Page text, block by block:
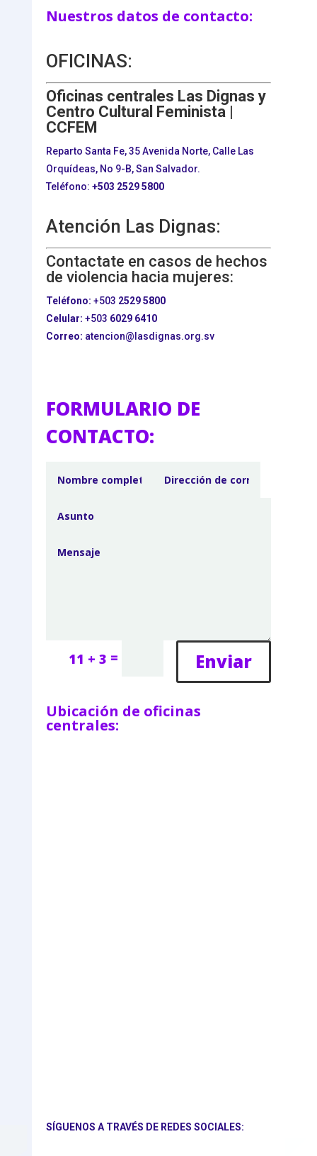
Nuestros datos de contacto:
OFICINAS:
Oficinas centrales Las Dignas y
Centro Cultural Feminista |
CCFEM
Reparto Santa Fe, 35 Avenida Norte, Calle Las
Orquídeas, No 9-B, San Salvador.
Teléfono: +503 2529 5800
Atención Las Dignas:
Contactate en casos de hechos
de violencia hacia mujeres:
Teléfono: +503 2529 5800
Celular: +503 6029 6410
Correo: atencion@lasdignas.org.sv
FORMULARIO DE
CONTACTO:
11 + 3 = Enviar
Ubicación de oficinas
centrales:
SÍGUENOS A TRAVÉS DE REDES SOCIALES: